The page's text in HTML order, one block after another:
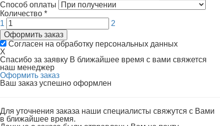
Способ оплаты
Количество *
1
2
Оформить заказ
Согласен на обработку персональных данных
X
Спасибо за заявку В ближайшее время с вами свяжется
наш менеджер
Оформить заказ
Ваш заказ успешно оформлен
Для уточнения заказа наши специалисты свяжутся с Вами
в ближайшее время.